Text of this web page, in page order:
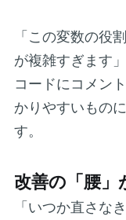
「この変数の役
が複雑すぎます
コードにコメン
かりやすいもの
す。
改善の「腰」
「いつか直さな